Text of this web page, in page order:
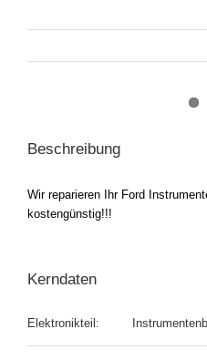
Larger
Beschreibung
Wir reparieren Ihr Ford
kostengünstig!!!
Kerndaten
Elektronikteil: